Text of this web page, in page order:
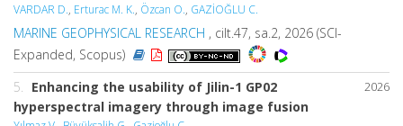
VARDAR D., Erturac M. K., Özcan O., GAZİOĞLU C.
MARINE GEOPHYSICAL RESEARCH , cilt.47, sa.2, 2026 (SCI-
Expanded, Scopus)
2026
5.
Enhancing the usability of Jilin-1 GP02
hyperspectral imagery through image fusion